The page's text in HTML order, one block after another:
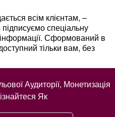
всім клієнтам, –
спеціальну
Сформований в
тільки вам, без
Аудиторії, Монетизація
Як